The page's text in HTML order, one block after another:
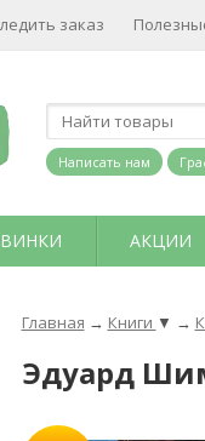
заказ
Написать нам
АКЦИИ
Главная → Книги ▼ →
Эдуард